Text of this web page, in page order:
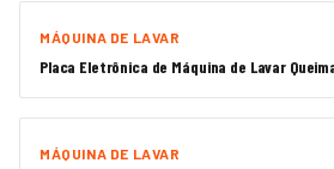
MÁQUINA DE LAVAR
Placa Eletrônica de Máquina de Lavar
MÁQUINA DE LAVAR